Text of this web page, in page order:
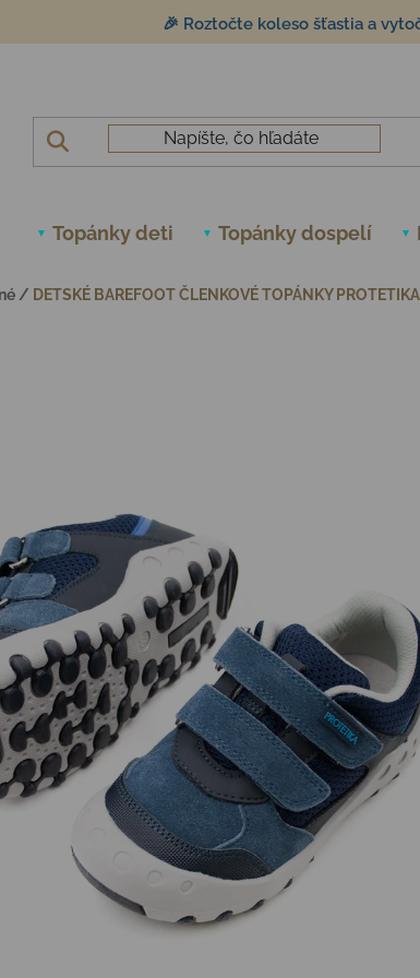
🎉 Roztočte koleso šťastia a
Topánky deti Topánky dospelí
/ DETSKÉ BAREFOOT ČLENKOVÉ TOPÁNKY